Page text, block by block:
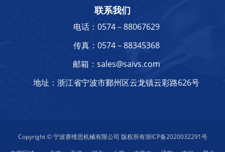
联系我们
电话：0574－88067629
传真：0574－88345368
邮箱：sales@saivs.com
地址：浙江省宁波市鄞州区云龙镇云彩路626号
Copyright © 宁波赛维思机械有限公司 版权所有浙ICP备2020032291号